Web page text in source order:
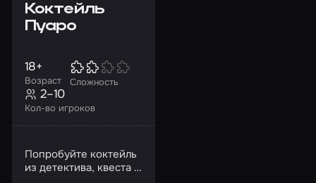
Коктейль
Пуаро
Возраст
18+
Сложность
Кол-во игроков
2–10
Попробуйте коктейль
из детектива, квеста и